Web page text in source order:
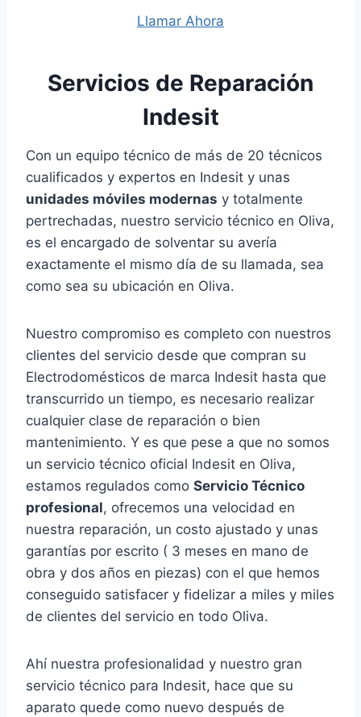
Llamar Ahora
Servicios de Reparación
Indesit
Con un equipo técnico de más de 20 técnicos
cualificados y expertos en Indesit y unas
unidades móviles modernas y totalmente
pertrechadas, nuestro servicio técnico en Oliva,
es el encargado de solventar su avería
exactamente el mismo día de su llamada, sea
como sea su ubicación en Oliva.
Nuestro compromiso es completo con nuestros
clientes del servicio desde que compran su
Electrodomésticos de marca Indesit hasta que
transcurrido un tiempo, es necesario realizar
cualquier clase de reparación o bien
mantenimiento. Y es que pese a que no somos
un servicio técnico oficial Indesit en Oliva,
estamos regulados como Servicio Técnico
profesional, ofrecemos una velocidad en
nuestra reparación, un costo ajustado y unas
garantías por escrito ( 3 meses en mano de
obra y dos años en piezas) con el que hemos
conseguido satisfacer y fidelizar a miles y miles
de clientes del servicio en todo Oliva.
Ahí nuestra profesionalidad y nuestro gran
servicio técnico para Indesit, hace que su
aparato quede como nuevo después de